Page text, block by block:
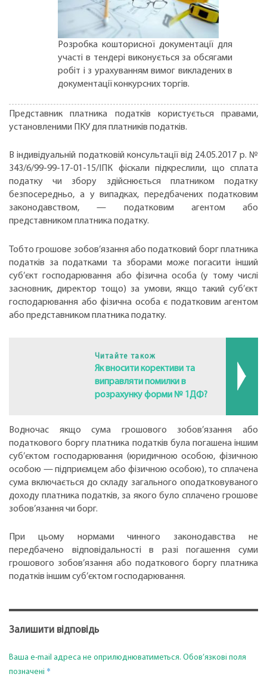
Розробка кошторисної документації для
участі в тендері виконується за обсягами
робіт і з урахуванням вимог викладених в
документації конкурсних торгів.
Представник платника податків користується правами,
установленими ПКУ для платників податків.
В індивідуальній податковій консультації від 24.05.2017 р. №
343/6/99-99-17-01-15/ІПК фіскали підкреслили, що сплата
податку чи збору здійснюється платником податку
безпосередньо, а у випадках, передбачених податковим
законодавством, — податковим агентом або
представником платника податку.
Тобто грошове зобов’язання або податковий борг платника
податків за податками та зборами може погасити інший
суб’єкт господарювання або фізична особа (у тому числі
засновник, директор тощо) за умови, якщо такий суб’єкт
господарювання або фізична особа є податковим агентом
або представником платника податку.
Читайте також
Як вносити корективи та
виправляти помилки в
розрахунку форми № 1ДФ?
Водночас якщо сума грошового зобов’язання або
податкового боргу платника податків була погашена іншим
суб’єктом господарювання (юридичною особою, фізичною
особою — підприємцем або фізичною особою), то сплачена
сума включається до складу загального оподатковуваного
доходу платника податків, за якого було сплачено грошове
зобов’язання чи борг.
При цьому нормами чинного законодавства не
передбачено відповідальності в разі погашення суми
грошового зобов’язання або податкового боргу платника
податків іншим суб’єктом господарювання.
Залишити відповідь
Ваша e-mail адреса не оприлюднюватиметься. Обов’язкові поля
позначені *